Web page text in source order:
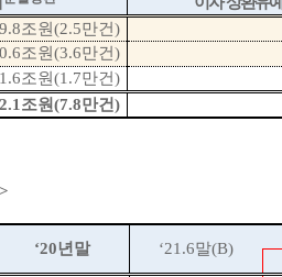
9.8조원(2.5만건)
0.6조원(3.6만건)
1.6조원(1.7만건)
조원(7.8만건)
>
‘20년말 ‘21.6말(B)